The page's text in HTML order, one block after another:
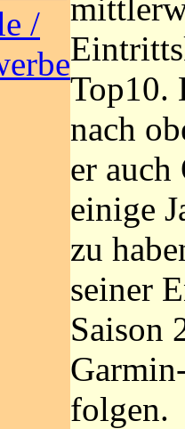
/
Top10.
nach
er
einige
zu
seiner
Saison
folgen.